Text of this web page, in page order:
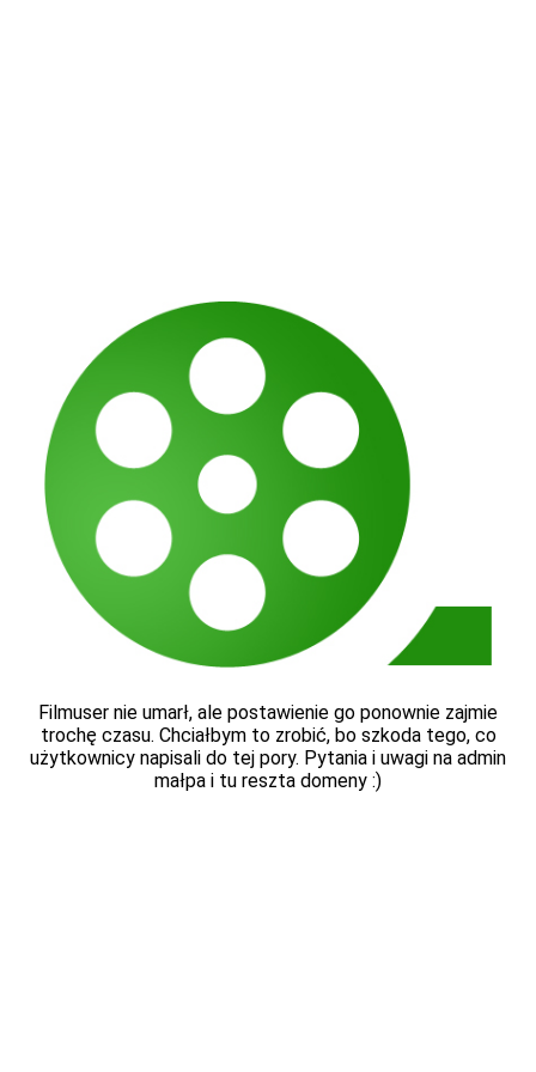
Filmuser nie umarł, ale postawienie go ponownie zajmie
trochę czasu. Chciałbym to zrobić, bo szkoda tego, co
użytkownicy napisali do tej pory. Pytania i uwagi na admin
małpa i tu reszta domeny :)